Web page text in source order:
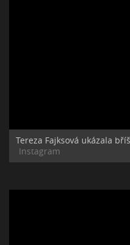
Tereza Fajksová ukázala
Instagram